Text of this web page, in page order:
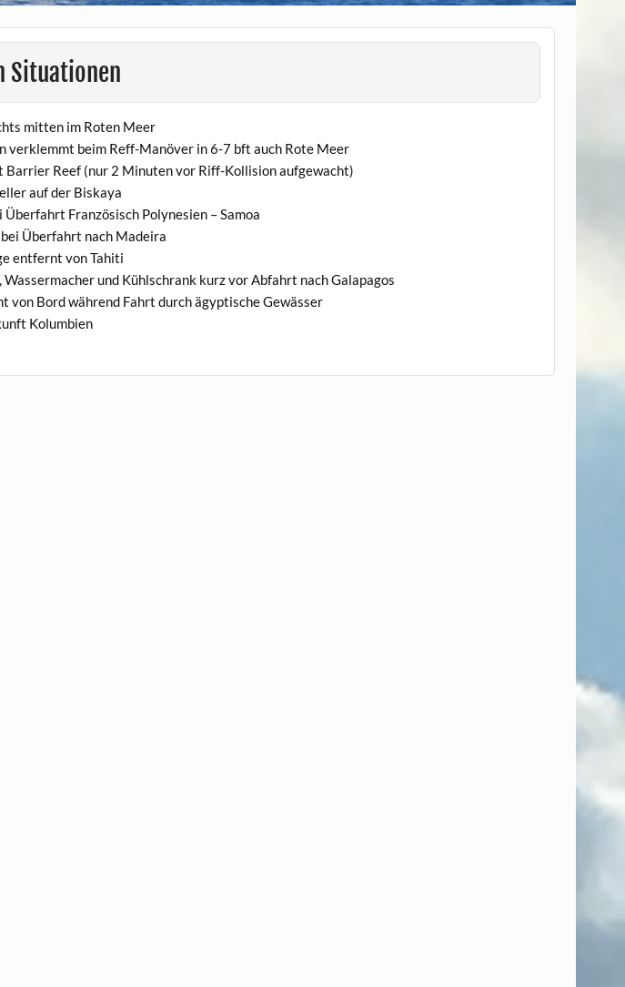
Situationen
mitten im Roten Meer
verklemmt beim Reff-Manöver in 6-7 bft auch Rote Meer
Barrier Reef (nur 2 Minuten vor Riff-Kollision aufgewacht)
auf der Biskaya
Französisch Polynesien – Samoa
Überfahrt nach Madeira
entfernt von Tahiti
und Kühlschrank kurz vor Abfahrt nach Galapagos
von Bord während Fahrt durch ägyptische Gewässer
Kolumbien